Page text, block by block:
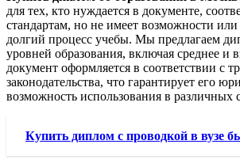
для тех, кто нуждается в документе,
стандартам, но не имеет возможности
долгий процесс учебы. Мы предлагаем
уровней образования, включая среднее
документ оформляется в соответствии с
законодательства, что гарантирует его
возможность использования в различных
Купить диплом с проводкой в вузе